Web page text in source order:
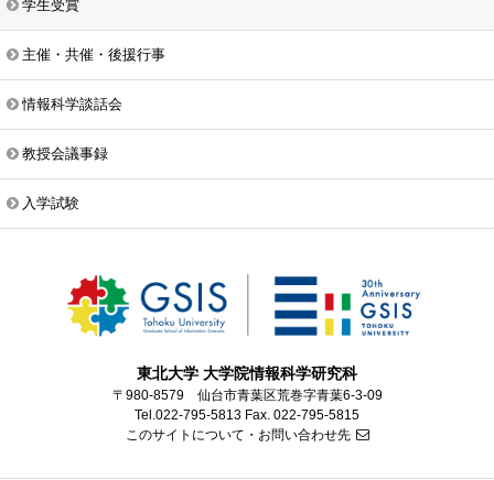
学生受賞
主催・共催・後援行事
情報科学談話会
教授会議事録
入学試験
東北大学 大学院情報科学研究科
〒980-8579 仙台市青葉区荒巻字青葉6-3-09
Tel.022-795-5813 Fax. 022-795-5815
このサイトについて・お問い合わせ先